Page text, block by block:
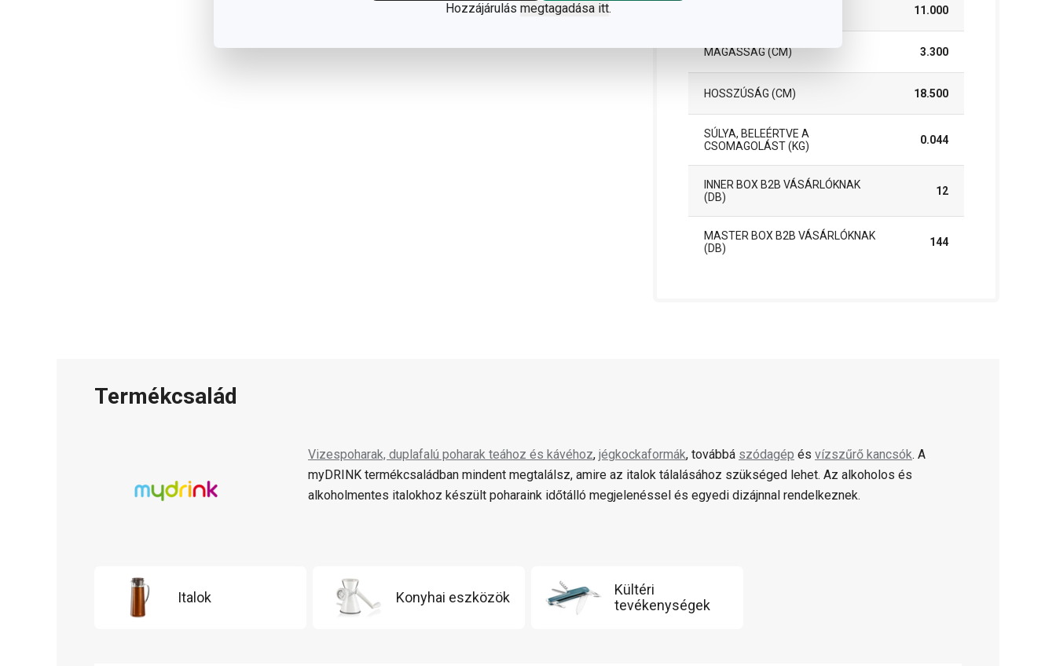
Hozzájárulás megtagadása itt. 11.000
MAGASSÁG (CM) 3.300
HOSSZÚSÁG (CM) 18.500
SÚLYA, BELEÉRTVE A
CSOMAGOLÁST (KG)
0.044
INNER BOX B2B VÁSÁRLÓKNAK
(DB)
12
MASTER BOX B2B VÁSÁRLÓKNAK
(DB)
144
Termékcsalád
Vizespoharak, duplafalú poharak teához és kávéhoz, jégkockaformák, továbbá szódagép és vízszűrő kancsók. A
myDRINK termékcsaládban mindent megtalálsz, amire az italok tálalásához szükséged lehet. Az alkoholos és
alkoholmentes italokhoz készült poharaink időtálló megjelenéssel és egyedi dizájnnal rendelkeznek.
Italok Konyhai eszközök
Kültéri
tevékenységek